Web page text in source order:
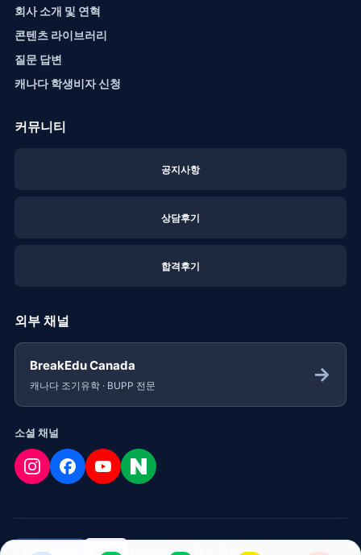
회사 소개 및 연혁
콘텐츠 라이브러리
질문 답변
캐나다 학생비자 신청
커뮤니티
공지사항
상담후기
합격후기
외부 채널
BreakEdu Canada
캐나다 조기유학 · BUPP 전문 →
소셜 채널
BREAKEDU BUPP 회사 소개개인정보 처리 방침